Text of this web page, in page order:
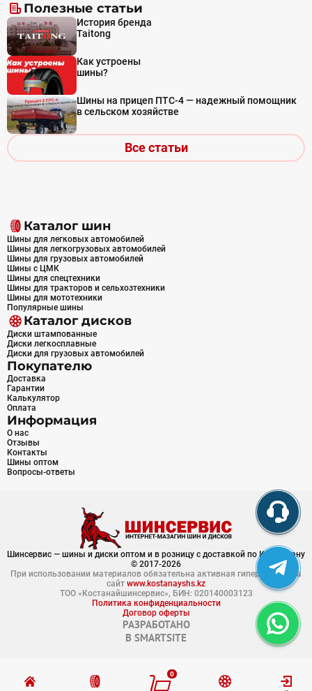
0
Полезные статьи
История бренда
Taitong
Как устроены
шины?
Шины на прицеп ПТС-4 — надежный помощник
в сельском хозяйстве
Все статьи
Каталог шин
Шины для легковых автомобилей
Шины для легкогрузовых автомобилей
Шины для грузовых автомобилей
Шины с ЦМК
Шины для спецтехники
Шины для тракторов и сельхозтехники
Шины для мототехники
Популярные шины
Каталог дисков
Диски штампованные
Диски легкосплавные
Диски для грузовых автомобилей
Покупателю
Доставка
Гарантии
Калькулятор
Оплата
Информация
О нас
Отзывы
Контакты
Шины оптом
Вопросы-ответы
Шинсервис — шины и диски оптом и в розницу с доставкой по Казахстану
© 2017-2026
При использовании материалов обязательна активная гиперссылка на
сайт www.kostanayshs.kz
ТОО «Костанайшинсервис», БИН: 020140003123
Политика конфиденциальности
Договор оферты
РАЗРАБОТАНО
В SMARTSITE